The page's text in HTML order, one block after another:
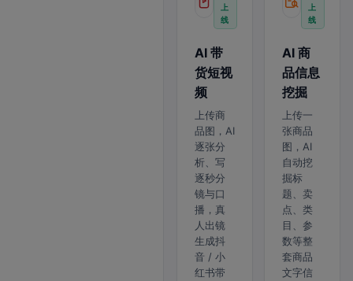
上
线
AI 带
货短视
频
上传商
品图，AI
逐张分
析、写
逐秒分
镜与口
播，真
人出镜
生成抖
音 / 小
红书带
上
线
AI 商
品信息
挖掘
上传一
张商品
图，AI
自动挖
掘标
题、卖
点、类
目、参
数等整
套商品
文字信